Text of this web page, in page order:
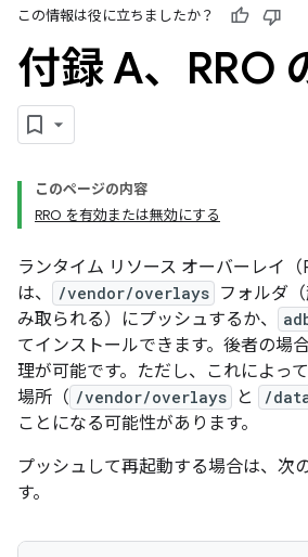
この情報は役に立ちましたか？
付録 A、RRO
このページの内容
RRO を有効または無効にする
ランタイム リソース オーバーレイ（
は、
/vendor/overlays フォルダ
み取られる）にプッシュするか、
てインストールできます。後者の場
理が可能です。ただし、これによっ
場所（ /vendor/overlays と /
ことになる可能性があります。
プッシュして再起動する場合は、次
す。